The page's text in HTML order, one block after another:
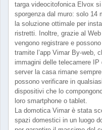
targa videocitofonica Elvox
sporgenza dal muro: solo 14
la soluzione ottimale per
ristretti. Inoltre, grazie al
vengono registrare e
tramite l’app Vimar By-web,
immagini delle telecamere
server la casa rimane
possono verificare in
dispositivi che lo
loro smartphone o tablet.
La domotica Vimar è stata
spazi domestici in un luogo